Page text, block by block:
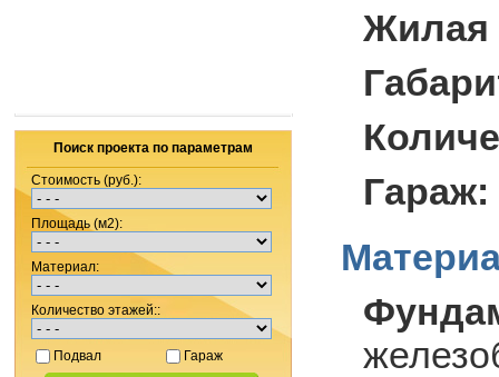
Поиск проекта по параметрам
Стоимость (руб.):
Площадь (м2):
Материал:
Количество этажей::
Подвал Гараж
Жилая
Гараж: